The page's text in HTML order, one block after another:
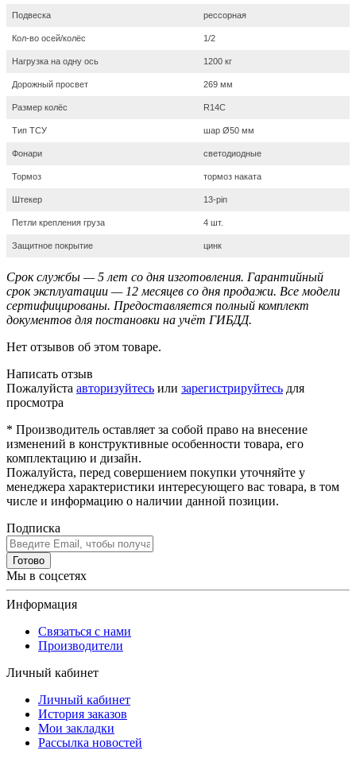
Подвеска рессорная
Кол-во осей/колёс 1/2
Нагрузка на одну ось 1200 кг
Дорожный просвет 269 мм
Размер колёс R14С
Тип ТСУ шар Ø50 мм
Фонари светодиодные
Тормоз тормоз наката
Штекер 13-pin
Петли крепления груза 4 шт.
Защитное покрытие цинк
Срок службы — 5 лет со дня изготовления. Гарантийный
срок эксплуатации — 12 месяцев со дня продажи. Все модели
сертифицированы. Предоставляется полный комплект
документов для постановки на учёт ГИБДД.
Нет отзывов об этом товаре.
Написать отзыв
Пожалуйста авторизуйтесь или зарегистрируйтесь для
просмотра
* Производитель оставляет за собой право на внесение
изменений в конструктивные особенности товара, его
комплектацию и дизайн.
Пожалуйста, перед совершением покупки уточняйте у
менеджера характеристики интересующего вас товара, в том
числе и информацию о наличии данной позиции.
Подписка
Готово
Мы в соцсетях
Информация
Связаться с нами
Производители
Личный кабинет
Личный кабинет
История заказов
Мои закладки
Рассылка новостей